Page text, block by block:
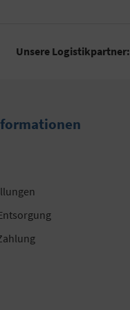
Unsere Logistikpartner: